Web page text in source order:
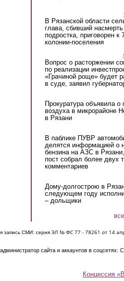
В Рязанской области
глава, сбивший насмерть
подростка, приговорен к
колонии-поселения
Вопрос о расторжении
по реализации
«Грачиной роще» будет
в суде, заявил
Прокуратура объявила о
воздуха в микрорайоне
в Рязани
В паблике ПУВР
делятся информацией о
бензина на АЗС в
пост собрал более двух
комментариев
Дому-долгострою в
следующем году
– дольщики
запись СМИ: серия ЭЛ № ФС 77 - 78261 от 14
сайта и аккаунтов в соцсетях:
Концессия